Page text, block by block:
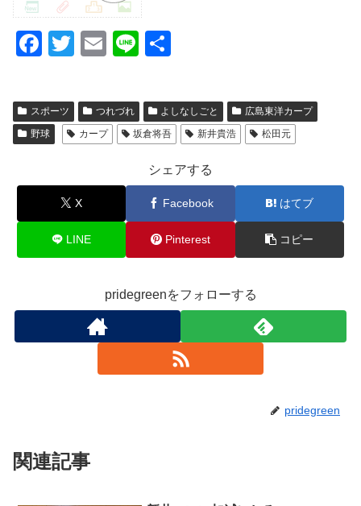
F
c
e
b
k
T
tt
er
E
ail
Li
e
スポーツ つれづれ よしなしごと
広島東洋カープ
野球
カープ 坂倉将吾 新井貴浩 松田元
シェアする
X Facebook はてブ
LINE Pinterest コピー
pridegreenをフォローする
pridegreen
関連記事